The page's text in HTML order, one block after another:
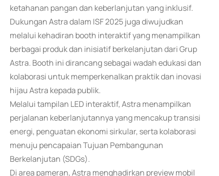
ketahanan pangan dan keberlanjutan yang inklusif.
Dukungan Astra dalam ISF 2025 juga diwujudkan
melalui kehadiran booth interaktif yang menampilkan
berbagai produk dan inisiatif berkelanjutan dari Grup
Astra. Booth ini dirancang sebagai wadah edukasi dan
kolaborasi untuk memperkenalkan praktik dan inovasi
hijau Astra kepada publik.
Melalui tampilan LED interaktif, Astra menampilkan
perjalanan keberlanjutannya yang mencakup transisi
energi, penguatan ekonomi sirkular, serta kolaborasi
menuju pencapaian Tujuan Pembangunan
Berkelanjutan (SDGs).
Di area pameran, Astra menghadirkan preview mobil